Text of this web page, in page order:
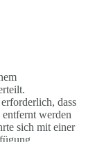
dass
werden
sich mit einer